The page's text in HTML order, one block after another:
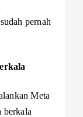
pernah
Meta
berkala